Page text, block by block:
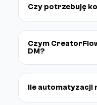
Czy potrzebuję
Czym
DM?
Ile automatyzacji